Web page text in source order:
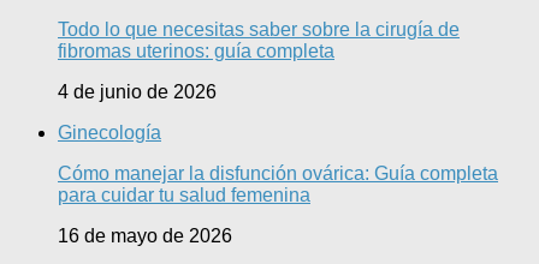
Todo lo que necesitas saber sobre la cirugía de
fibromas uterinos: guía completa
4 de junio de 2026
Ginecología
Cómo manejar la disfunción ovárica: Guía completa
para cuidar tu salud femenina
16 de mayo de 2026